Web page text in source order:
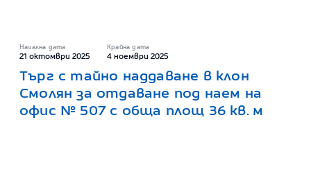
Начална дата
21 октомври 2025
Крайна дата
4 ноември 2025
Търг с тайно наддаване в клон
Смолян за отдаване под наем на
офис № 507 с обща площ 36 кв. м